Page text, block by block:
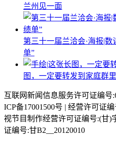
兰州见一面
第三十一届兰洽会·海报|
单”
图，一定要转发到家庭群
互联网新闻信息服务许可证编号
ICP备17001500号 | 经营许可证
视节目制作经营许可证编号:(甘)
证编号:甘B2__20120010